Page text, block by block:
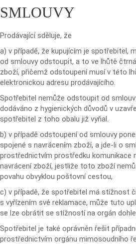
SMLOUVY
Prodávající sděluje, že
a) v případě, že kupujícím je spotřebitel,
od smlouvy odstoupit, a to ve lhůtě
zboží, přičemž odstoupení musí v této
elektronickou adresu prodávajícího.
Spotřebitel nemůže odstoupit od
dodáváno z hygienických důvodů v
spotřebitel z toho obalu již vyňal.
b) v případě odstoupení od smlouvy
spojené s navrácením zboží, a jde-li o
prostřednictvím prostředku komunikace
navrácení zboží, jestliže toto zboží
povahu obvyklou poštovní cestou,
c) v případě, že spotřebitel má stížnost
s vyřízením své reklamace, může tuto
se lze obrátit se stížností na orgán
Spotřebitel je také oprávněn řešit
prostřednictvím orgánu mimosoudního